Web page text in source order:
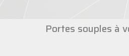
Portes souples à